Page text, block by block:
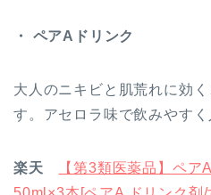
・ ペアAドリンク
大人のニキビと肌荒れに効
す。アセロラ味で飲みやすく
楽天
【第3類医薬品】ペ